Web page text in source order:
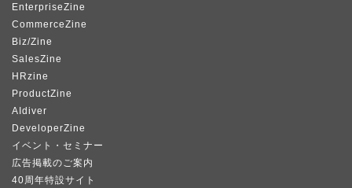
EnterpriseZine
CommerceZine
Biz/Zine
SalesZine
HRzine
ProductZine
AIdiver
DeveloperZine
イベント・セミナー
広告掲載のご案内
40周年特設サイト